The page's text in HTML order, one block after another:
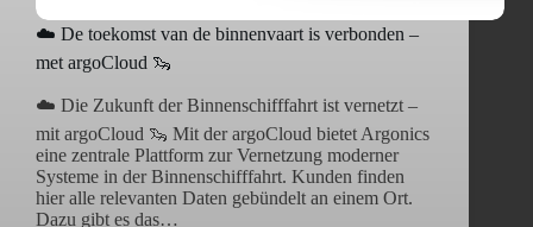
☁️ De toekomst van de binnenvaart is verbonden –
met argoCloud 🦦
☁️ Die Zukunft der Binnenschifffahrt ist vernetzt –
mit argoCloud 🦦 Mit der argoCloud bietet Argonics
eine zentrale Plattform zur Vernetzung moderner
Systeme in der Binnenschifffahrt. Kunden finden
hier alle relevanten Daten gebündelt an einem Ort.
Dazu gibt es das…